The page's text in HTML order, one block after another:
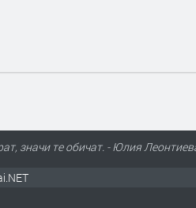
значи това
значи те обичат. - Юлия